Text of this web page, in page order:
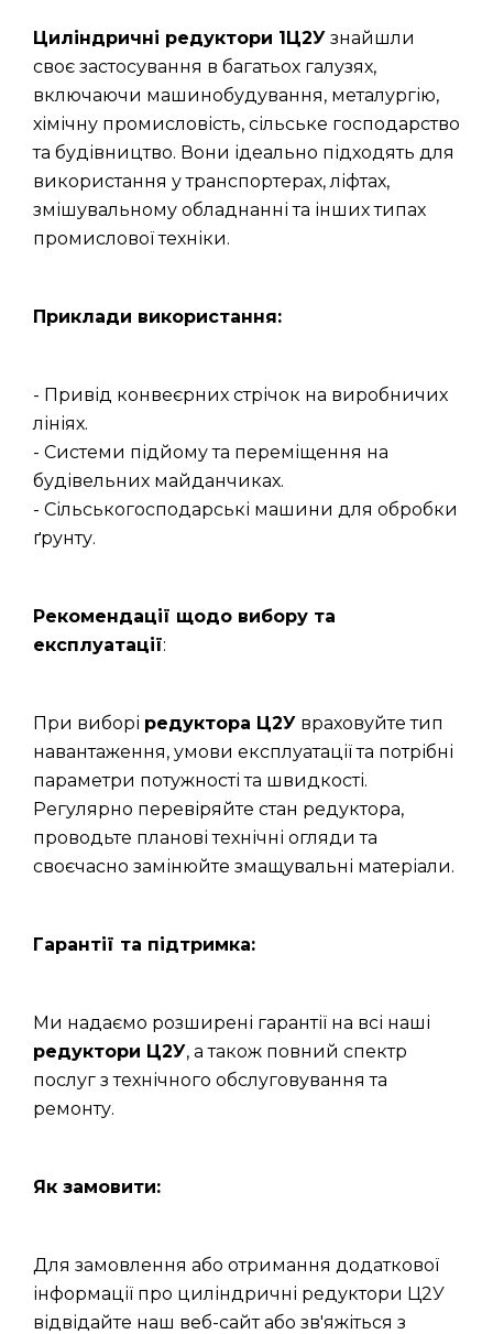
Циліндричні редуктори 1Ц2У знайшли
своє застосування в багатьох галузях,
включаючи машинобудування, металургію,
хімічну промисловість, сільське господарство
та будівництво. Вони ідеально підходять для
використання у транспортерах, ліфтах,
змішувальному обладнанні та інших типах
промислової техніки.
Приклади використання:
- Привід конвеєрних стрічок на виробничих
лініях.
- Системи підйому та переміщення на
будівельних майданчиках.
- Сільськогосподарські машини для обробки
ґрунту.
Рекомендації щодо вибору та
експлуатації:
При виборі редуктора Ц2У враховуйте тип
навантаження, умови експлуатації та потрібні
параметри потужності та швидкості.
Регулярно перевіряйте стан редуктора,
проводьте планові технічні огляди та
своєчасно замінюйте змащувальні матеріали.
Гарантії та підтримка:
Ми надаємо розширені гарантії на всі наші
редуктори Ц2У, а також повний спектр
послуг з технічного обслуговування та
ремонту.
Як замовити:
Для замовлення або отримання додаткової
інформації про циліндричні редуктори Ц2У
відвідайте наш веб-сайт або зв'яжіться з